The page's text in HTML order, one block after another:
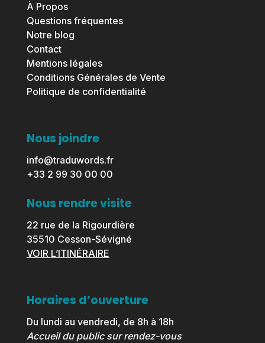
À Propos
Questions fréquentes
Notre blog
Contact
Mentions légales
Conditions Générales de Vente
Politique de confidentialité
Nous joindre
info@traduwords.fr
+33 2 99 30 00 00
Nous rendre visite
22 rue de la Rigourdière
35510 Cesson-Sévigné
VOIR L’ITINÉRAIRE
Horaires d’ouverture
Du lundi au vendredi, de 8h à 18h
Accueil du public sur rendez-vous